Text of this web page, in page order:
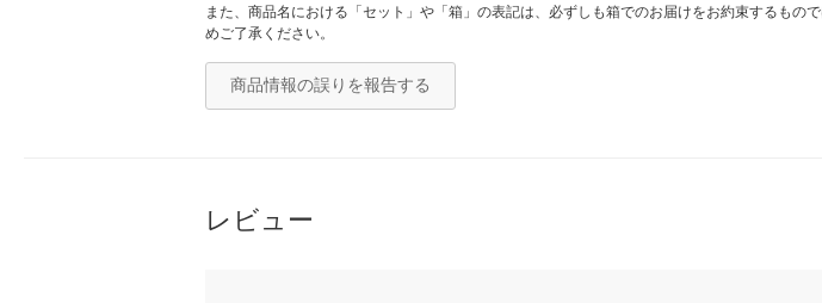
また、商品名における「セット」や「箱」の表記は、必ずしも箱でのお届けをお約束するも
めご了承ください。
商品情報の誤りを報告する
レビュー